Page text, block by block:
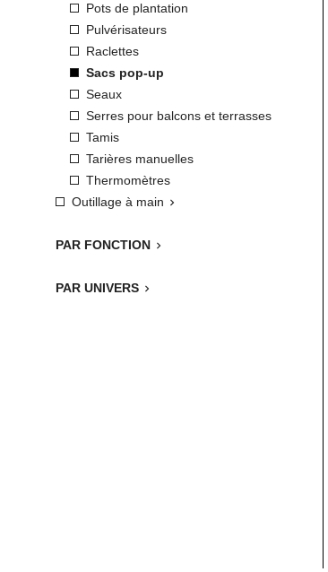
Pots de plantation
Pulvérisateurs
Raclettes
Sacs pop-up
Seaux
Serres pour balcons et terrasses
Tamis
Tarières manuelles
Thermomètres
Outillage à main 
PAR FONCTION 
PAR UNIVERS 